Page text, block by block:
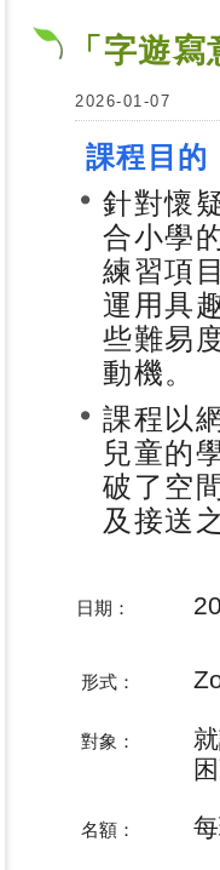
「字遊
2026-01-07
課程目的
針對懷
合小學
練習項
運用具
些難易
動機。
課程以
兒童的
破了空
及接送
日期：
形式：
對象：
名額：